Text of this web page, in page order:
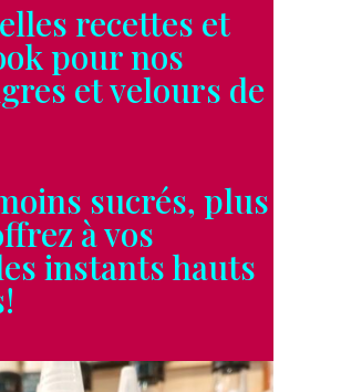
recettes et
pour nos
et velours de
sucrés, plus
offrez à vos
instants hauts